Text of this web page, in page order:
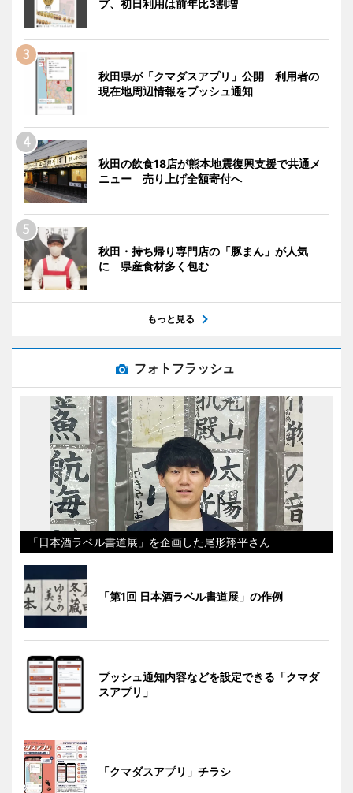
プ、初日利用は前年比3割増
秋田県が「クマダスアプリ」公開 利用者の
現在地周辺情報をプッシュ通知
秋田の飲食18店が熊本地震復興支援で共通メ
ニュー 売り上げ全額寄付へ
秋田・持ち帰り専門店の「豚まん」が人気
に 県産食材多く包む
もっと見る
フォトフラッシュ
「日本酒ラベル書道展」を企画した尾形翔平さん
「第1回 日本酒ラベル書道展」の作例
プッシュ通知内容などを設定できる「クマダ
スアプリ」
「クマダスアプリ」チラシ